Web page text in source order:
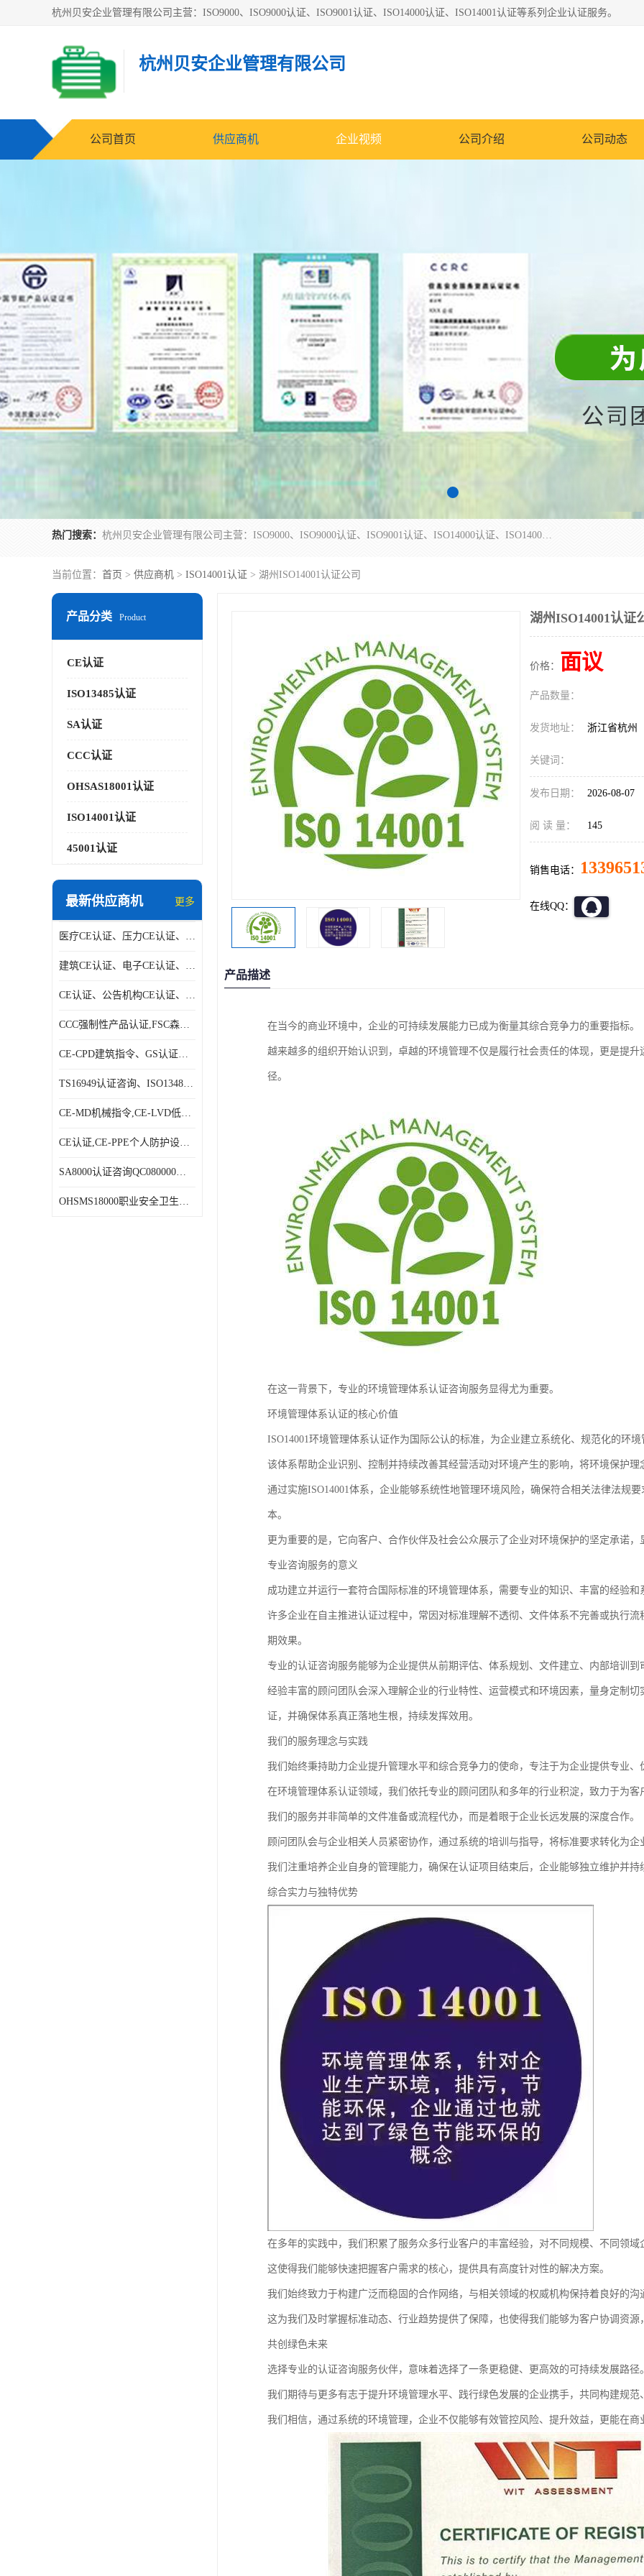
杭州贝安企业管理有限公司主营：ISO9000、ISO9000认证、ISO9001认证、ISO14000认证、ISO14001认证等系列企业认证服务。
杭州贝安企业管理有限公司
公司首页 供应商机 企业视频 公司介绍 公司动态
热门搜索： 杭州贝安企业管理有限公司主营：ISO9000、ISO9000认证、ISO9001认证、ISO14000认证、ISO14001认证等系列企业认证服务。
当前位置： 首页 > 供应商机 > ISO14001认证 > 湖州ISO14001认证公司
产品分类 Product
CE认证
ISO13485认证
SA认证
CCC认证
OHSAS18001认证
ISO14001认证
45001认证
最新供应商机 更多
医疗CE认证、压力CE认证、阀门CE认证|贝安
建筑CE认证、电子CE认证、机械CE认证|贝安
CE认证、公告机构CE认证、欧盟公告CE认证|贝安
CCC强制性产品认证,FSC森林认证|贝安
CE-CPD建筑指令、GS认证、E－MARK认证|贝安
TS16949认证咨询、ISO13485认证咨询|贝安
CE-MD机械指令,CE-LVD低电压指令,CE-EMC电磁兼容指令|贝安
CE认证,CE-PPE个人防护设备指令,CE-PED压力设备指令|贝安
SA8000认证咨询QC080000认证咨询等体系认证咨询|贝安
OHSMS18000职业安全卫生管理体系认证咨询、HACCP认证咨询|贝安
湖州ISO14001认证
价格： 面议
产品数量：
发货地址： 浙江省杭州
关键词：
发布日期： 2026-08-07
阅 读 量： 145
销售电话：
在线QQ：
产品描述
在当今的商业环境中，企业的可持续发展能力已成为衡量其综合竞争力的重要指标。
越来越多的组织开始认识到，卓越的环境管理不仅是履行社会责任的体现，更是提
径。
在这一背景下，专业的环境管理体系认证咨询服务显得尤为重要。
环境管理体系认证的核心价值
ISO14001环境管理体系认证作为国际公认的标准，为企业建立系统化、规范化的环
该体系帮助企业识别、控制并持续改善其经营活动对环境产生的影响，将环境保护
通过实施ISO14001体系，企业能够系统性地管理环境风险，确保符合相关法律法规
本。
更为重要的是，它向客户、合作伙伴及社会公众展示了企业对环境保护的坚定承诺
专业咨询服务的意义
成功建立并运行一套符合国际标准的环境管理体系，需要专业的知识、丰富的经验和
许多企业在自主推进认证过程中，常因对标准理解不透彻、文件体系不完善或执行
期效果。
专业的认证咨询服务能够为企业提供从前期评估、体系规划、文件建立、内部培训到
经验丰富的顾问团队会深入理解企业的行业特性、运营模式和环境因素，量身定制
证，并确保体系真正落地生根，持续发挥效用。
我们的服务理念与实践
我们始终秉持助力企业提升管理水平和综合竞争力的使命，专注于为企业提供专业、
在环境管理体系认证领域，我们依托专业的顾问团队和多年的行业积淀，致力于为客
我们的服务并非简单的文件准备或流程代办，而是着眼于企业长远发展的深度合作。
顾问团队会与企业相关人员紧密协作，通过系统的培训与指导，将标准要求转化为
我们注重培养企业自身的管理能力，确保在认证项目结束后，企业能够独立维护并持
综合实力与独特优势
在多年的实践中，我们积累了服务众多行业客户的丰富经验，对不同规模、不同领
这使得我们能够快速把握客户需求的核心，提供具有高度针对性的解决方案。
我们始终致力于构建广泛而稳固的合作网络，与相关领域的权威机构保持着良好的沟
这为我们及时掌握标准动态、行业趋势提供了保障，也使得我们能够为客户协调资
共创绿色未来
选择专业的认证咨询服务伙伴，意味着选择了一条更稳健、更高效的可持续发展路径
我们期待与更多有志于提升环境管理水平、践行绿色发展的企业携手，共同构建规
我们相信，通过系统的环境管理，企业不仅能够有效管控风险、提升效益，更能在